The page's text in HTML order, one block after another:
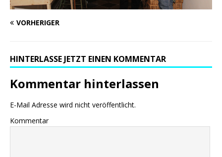
VORHERIGER
HINTERLASSE JETZT EINEN KOMMENTAR
Kommentar hinterlassen
E-Mail Adresse wird nicht veröffentlicht.
Kommentar